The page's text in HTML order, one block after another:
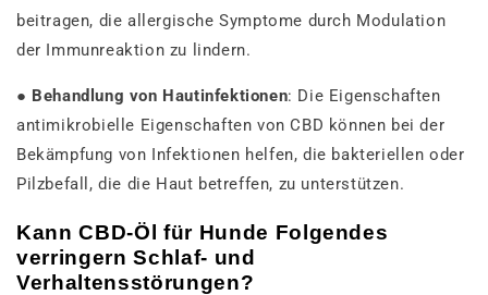
beitragen, die allergische Symptome durch Modulation
der Immunreaktion zu lindern.
● Behandlung von Hautinfektionen: Die Eigenschaften
antimikrobielle Eigenschaften von CBD können bei der
Bekämpfung von Infektionen helfen, die bakteriellen oder
Pilzbefall, die die Haut betreffen, zu unterstützen.
Kann CBD-Öl für Hunde Folgendes
verringern Schlaf- und
Verhaltensstörungen?